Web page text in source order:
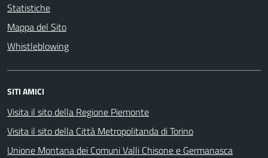
Statistiche
Mappa del Sito
Whistleblowing
SITI AMICI
Visita il sito della Regione Piemonte
Visita il sito della Città Metropolitanda di Torino
Unione Montana dei Comuni Valli Chisone e Germanasca